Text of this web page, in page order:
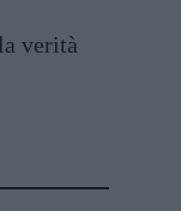
verità